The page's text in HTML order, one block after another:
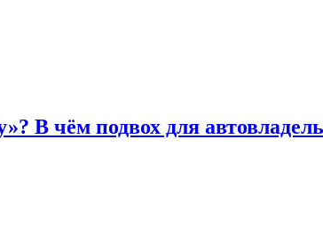
В чём подвох для